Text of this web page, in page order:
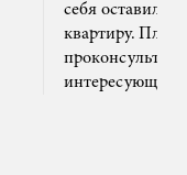
себя оставил
квартиру. Плюс
интересующим